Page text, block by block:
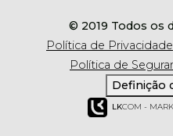
© 2019 Todos os
Política de Privacidade
Política de
Definição
LKCOM -